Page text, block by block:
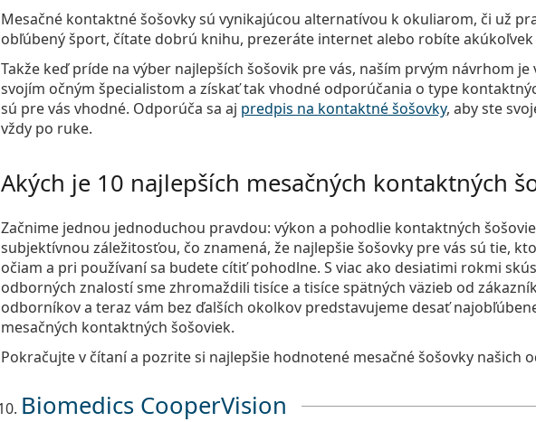
Mesačné kontaktné šošovky sú vynikajúcou alternatívou k okuliarom, či už
obľúbený šport, čítate dobrú knihu, prezeráte internet alebo robíte
Takže keď príde na výber najlepších šošovik pre vás, naším prvým návrhom je
svojím očným špecialistom a získať tak vhodné odporúčania o type
sú pre vás vhodné. Odporúča sa aj predpis na kontaktné šošovky, aby ste
vždy po ruke.
Akých je 10 najlepších mesačných kontaktných
Začnime jednou jednoduchou pravdou: výkon a pohodlie kontaktných
subjektívnou záležitosťou, čo znamená, že najlepšie šošovky pre vás sú tie,
očiam a pri používaní sa budete cítiť pohodlne. S viac ako desiatimi rokmi
odborných znalostí sme zhromaždili tisíce a tisíce spätných väzieb od
odborníkov a teraz vám bez ďalších okolkov predstavujeme desať
mesačných kontaktných šošoviek.
Pokračujte v čítaní a pozrite si najlepšie hodnotené mesačné šošovky našich
Biomedics CooperVision